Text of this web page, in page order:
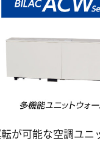
が可能な空調ユ